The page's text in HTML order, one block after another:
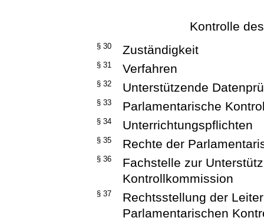
Kontrolle
§ 30 Zuständigkeit
§ 31 Verfahren
§ 32 Unterstützende
§ 33 Parlamentarische
§ 34 Unterrichtungspflichten
§ 35 Rechte der
§ 36
Fachstelle zur
Kontrollkommission
§ 37
Rechtsstellung der
Parlamentarischen